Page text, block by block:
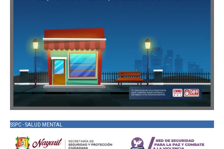
SSPC - SALUD MENTAL